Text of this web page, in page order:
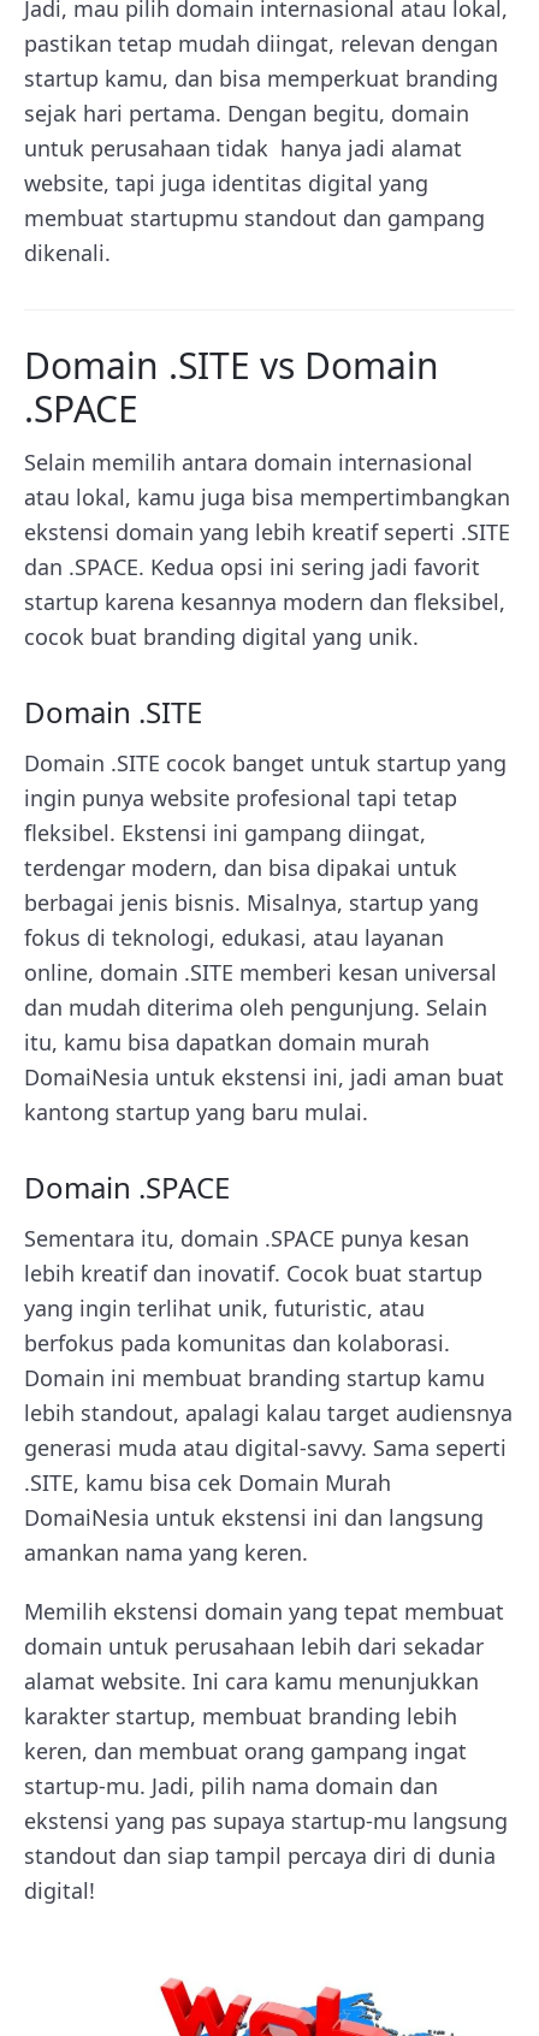
Jadi, mau pilih domain internasional atau lokal,
pastikan tetap mudah diingat, relevan dengan
startup kamu, dan bisa memperkuat branding
sejak hari pertama. Dengan begitu, domain
untuk perusahaan tidak hanya jadi alamat
website, tapi juga identitas digital yang
membuat startupmu standout dan gampang
dikenali.
Domain .SITE vs Domain
.SPACE
Selain memilih antara domain internasional
atau lokal, kamu juga bisa mempertimbangkan
ekstensi domain yang lebih kreatif seperti .SITE
dan .SPACE. Kedua opsi ini sering jadi favorit
startup karena kesannya modern dan fleksibel,
cocok buat branding digital yang unik.
Domain .SITE
Domain .SITE cocok banget untuk startup yang
ingin punya website profesional tapi tetap
fleksibel. Ekstensi ini gampang diingat,
terdengar modern, dan bisa dipakai untuk
berbagai jenis bisnis. Misalnya, startup yang
fokus di teknologi, edukasi, atau layanan
online, domain .SITE memberi kesan universal
dan mudah diterima oleh pengunjung. Selain
itu, kamu bisa dapatkan domain murah
DomaiNesia untuk ekstensi ini, jadi aman buat
kantong startup yang baru mulai.
Domain .SPACE
Sementara itu, domain .SPACE punya kesan
lebih kreatif dan inovatif. Cocok buat startup
yang ingin terlihat unik, futuristic, atau
berfokus pada komunitas dan kolaborasi.
Domain ini membuat branding startup kamu
lebih standout, apalagi kalau target audiensnya
generasi muda atau digital-savvy. Sama seperti
.SITE, kamu bisa cek Domain Murah
DomaiNesia untuk ekstensi ini dan langsung
amankan nama yang keren.
Memilih ekstensi domain yang tepat membuat
domain untuk perusahaan lebih dari sekadar
alamat website. Ini cara kamu menunjukkan
karakter startup, membuat branding lebih
keren, dan membuat orang gampang ingat
startup-mu. Jadi, pilih nama domain dan
ekstensi yang pas supaya startup-mu langsung
standout dan siap tampil percaya diri di dunia
digital!